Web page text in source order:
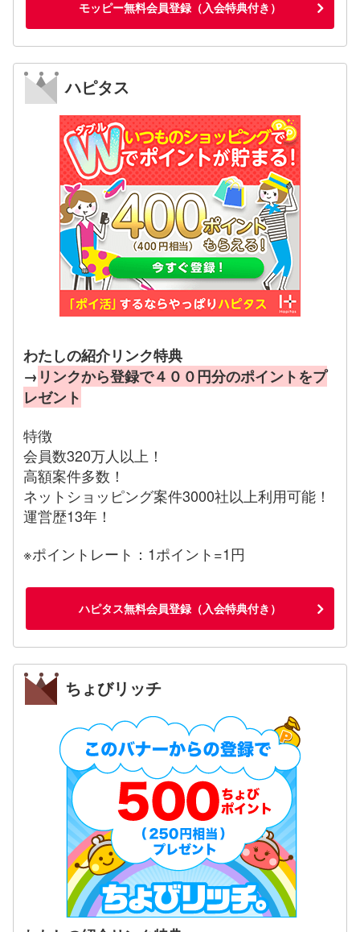
モッピー無料会員登録（入会特典付き）
ハピタス
わたしの紹介リンク特典
→ リンクから登録で４００円分のポイントをプ
レゼント
特徴
会員数320万人以上！
高額案件多数！
ネットショッピング案件3000社以上利用可能！
運営歴13年！
※ポイントレート：1ポイント=1円
ハピタス無料会員登録（入会特典付き）
ちょびリッチ